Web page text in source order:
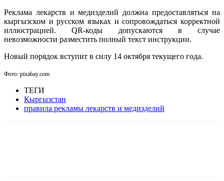
Реклама лекарств и медизделий должна предоставляться на
кыргызском и русском языках и сопровождаться корректной
иллюстрацией. QR-коды допускаются в случае
невозможности разместить полный текст инструкции.
Новый порядок вступит в силу 14 октября текущего года.
Фото: pixabay.com
ТЕГИ
Кыргызстан
правила рекламы лекарств и медизделий